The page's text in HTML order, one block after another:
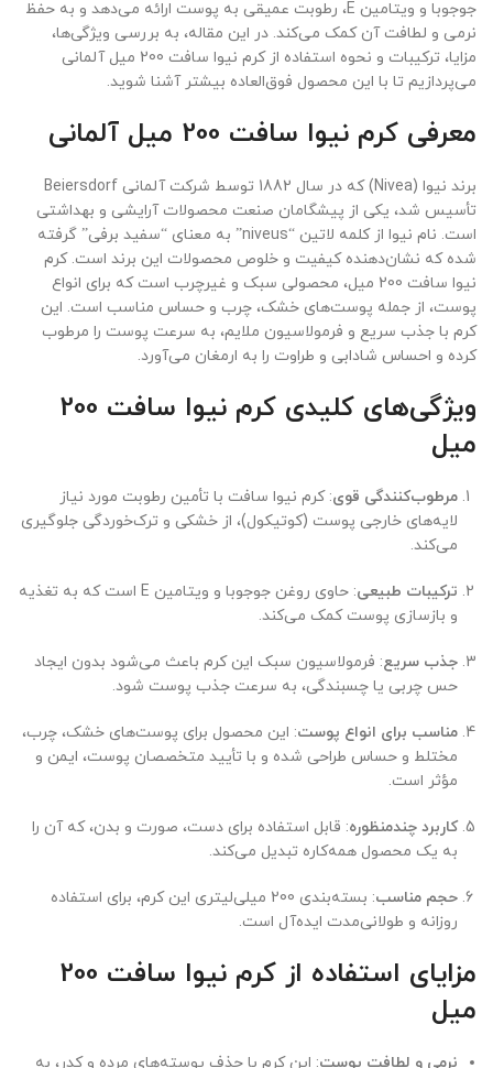
جوجوبا و ویتامین E، رطوبت عمیقی به پوست ارائه می‌دهد و به حفظ
نرمی و لطافت آن کمک می‌کند. در این مقاله، به بررسی ویژگی‌ها،
مزایا، ترکیبات و نحوه استفاده از کرم نیوا سافت 200 میل آلمانی
می‌پردازیم تا با این محصول فوق‌العاده بیشتر آشنا شوید.
معرفی کرم نیوا سافت 200 میل آلمانی
برند نیوا (Nivea) که در سال 1882 توسط شرکت آلمانی Beiersdorf
تأسیس شد، یکی از پیشگامان صنعت محصولات آرایشی و بهداشتی
است. نام نیوا از کلمه لاتین “niveus” به معنای “سفید برفی” گرفته
شده که نشان‌دهنده کیفیت و خلوص محصولات این برند است. کرم
نیوا سافت 200 میل، محصولی سبک و غیرچرب است که برای انواع
پوست، از جمله پوست‌های خشک، چرب و حساس مناسب است. این
کرم با جذب سریع و فرمولاسیون ملایم، به سرعت پوست را مرطوب
کرده و احساس شادابی و طراوت را به ارمغان می‌آورد.
ویژگی‌های کلیدی کرم نیوا سافت 200
میل
مرطوب‌کنندگی قوی: کرم نیوا سافت با تأمین رطوبت مورد نیاز
لایه‌های خارجی پوست (کوتیکول)، از خشکی و ترک‌خوردگی جلوگیری
می‌کند.
ترکیبات طبیعی
: حاوی روغن جوجوبا و ویتامین E است که به تغذیه
و بازسازی پوست کمک می‌کند.
جذب سریع: فرمولاسیون سبک این کرم باعث می‌شود بدون ایجاد
حس چربی یا چسبندگی، به سرعت جذب پوست شود.
مناسب برای انواع پوست: این محصول برای پوست‌های خشک، چرب،
مختلط و حساس طراحی شده و با تأیید متخصصان پوست، ایمن و
مؤثر است.
کاربرد چندمنظوره: قابل استفاده برای دست، صورت و بدن، که آن را
به یک محصول همه‌کاره تبدیل می‌کند.
حجم مناسب
: بسته‌بندی 200 میلی‌لیتری این کرم، برای استفاده
روزانه و طولانی‌مدت ایده‌آل است.
مزایای استفاده از کرم نیوا سافت 200
میل
نرمی و لطافت پوست: این کرم با حذف پوسته‌های مرده و کدر، به